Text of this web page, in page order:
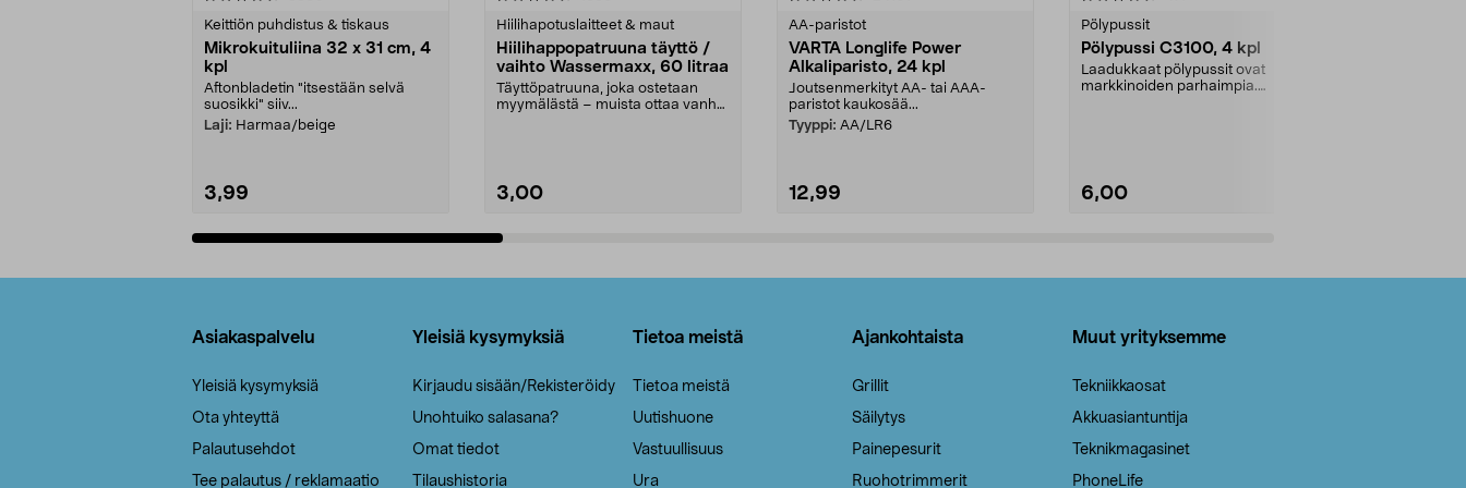
Keittiön puhdistus & tiskaus
Mikrokuituliina 32 x 31 cm, 4
kpl
Aftonbladetin "itsestään selvä
suosikki" siiv...
Laji: Harmaa/beige
3,99
Hiilihapotuslaitteet & maut
Hiilihappopatruuna täyttö /
vaihto Wassermaxx, 60 litraa
Täyttöpatruuna, joka ostetaan
myymälästä – muista ottaa vanha
3,00
AA-paristot
VARTA Longlife Power
Alkaliparisto, 24 kpl
Joutsenmerkityt AA- tai AAA-
paristot kaukosää...
Tyyppi: AA/LR6
12,99
Pölypussit
Pölypussi C3100, 4 kpl
Laadukkaat pölypussit ovat
markkinoiden parhaimpia.
6,00
Asiakaspalvelu
Yleisiä kysymyksiä
Ota yhteyttä
Palautusehdot
Tee palautus / reklamaatio
Yleisiä kysymyksiä
Kirjaudu sisään/Rekisteröidy
Unohtuiko salasana?
Omat tiedot
Tilaushistoria
Tietoa meistä
Tietoa meistä
Uutishuone
Vastuullisuus
Ura
Ajankohtaista
Grillit
Säilytys
Painepesurit
Ruohotrimmerit
Muut yrityksemme
Tekniikkaosat
Akkuasiantuntija
Teknikmagasinet
PhoneLife